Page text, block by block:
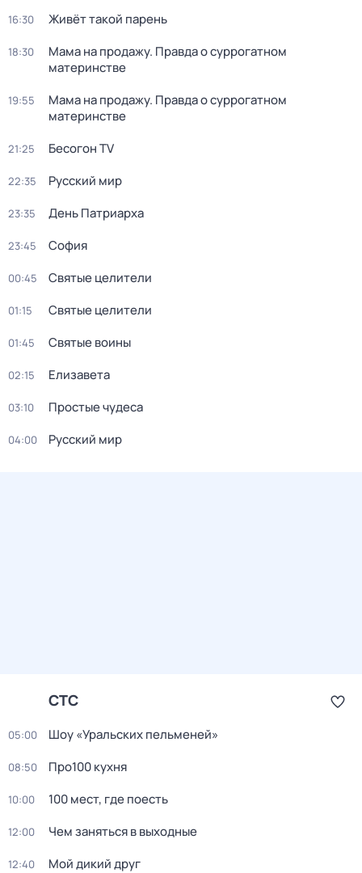
16:30 Живёт такой парень
18:30
Мама на продажу. Правда о сyрpогатном
материнстве
19:55
Мама на продажу. Правда о сyрpогатном
материнстве
21:25 Бесогон TV
22:35 Русский мир
23:35 Дeнь Патриаpха
23:45 София
00:45 Святые целители
01:15 Святые целители
01:45 Святые воины
02:15 Елизавета
03:10 Простые чудеса
04:00 Русский мир
СТС
05:00 Шоу «Уральских пельменей»
08:50 Про100 кухня
10:00 100 мест, гдe поеcть
12:00 Чем заняться в выходные
12:40 Мой дикий друг